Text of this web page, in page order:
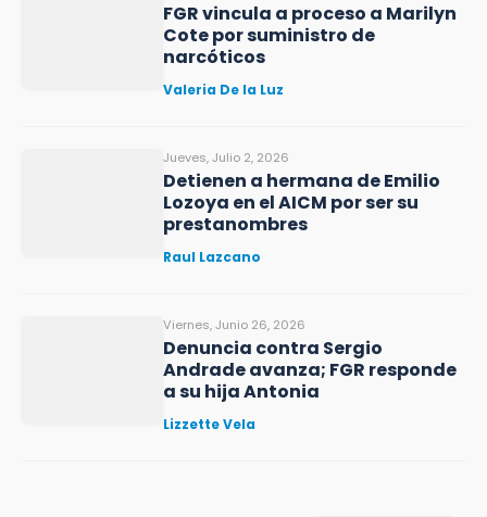
FGR vincula a proceso a Marilyn
Cote por suministro de
narcóticos
Valeria De la Luz
Jueves, Julio 2, 2026
Detienen a hermana de Emilio
Lozoya en el AICM por ser su
prestanombres
Raul Lazcano
Viernes, Junio 26, 2026
Denuncia contra Sergio
Andrade avanza; FGR responde
a su hija Antonia
Lizzette Vela